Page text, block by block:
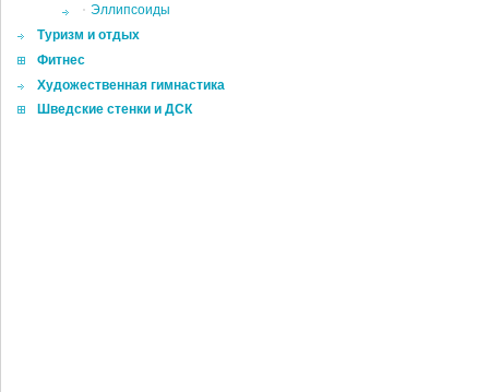
Эллипсоиды
Туризм и отдых
Фитнес
Художественная гимнастика
Шведские стенки и ДСК